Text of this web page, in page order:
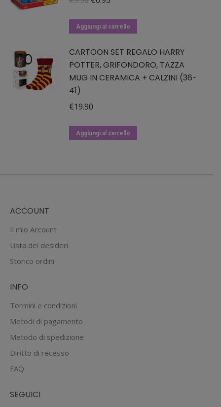
opzioni
essere
scelte
nella
originale
€9.90.
attuale
€6.93.
Aggiungi al carrello
CARTOON SET REGALO HARRY
POTTER, GRIFONDORO, TAZZA
MUG IN CERAMICA + CALZINI (36-
41)
€19.90
Aggiungi al carrello
ACCOUNT
Il mio Account
Lista dei desideri
Storico ordini
INFO
Termini e condizioni
Metodi di pagamento
Metodo di spedizione
Diritto di recesso
FAQ
SEGUICI